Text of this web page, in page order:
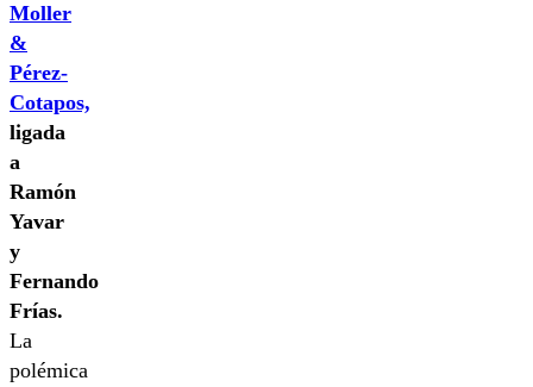
Moller
&
Pérez-
Cotapos,
ligada
a
Ramón
Yavar
y
Fernando
Frías.
La
polémica